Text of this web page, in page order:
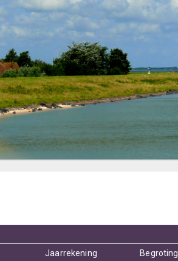
Jaarrekening
Begroting